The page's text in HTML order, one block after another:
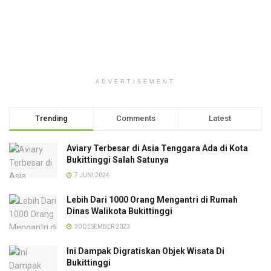
ADVERTISEMENT
Trending Comments Latest
Aviary Terbesar di Asia Tenggara Ada di Kota
Bukittinggi Salah Satunya
7 JUNI 2024
Lebih Dari 1000 Orang Mengantri di Rumah
Dinas Walikota Bukittinggi
30 DESEMBER 2023
Ini Dampak Digratiskan Objek Wisata Di
Bukittinggi